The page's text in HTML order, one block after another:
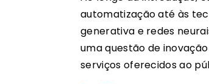
automatização até às
generativa e redes
uma questão de
serviços oferecidos ao